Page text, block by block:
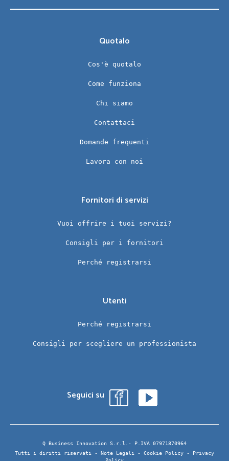
Quotalo
Cos'è quotalo
Come funziona
Chi siamo
Contattaci
Domande frequenti
Lavora con noi
Fornitori di servizi
Vuoi offrire i tuoi servizi?
Consigli per i fornitori
Perché registrarsi
Utenti
Perché registrarsi
Consigli per scegliere un professionista
Seguici su
Q Business Innovation S.r.l.- P.IVA 07971870964
Tutti i diritti riservati - Note Legali - Cookie Policy - Privacy